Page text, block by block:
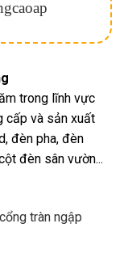
trong lĩnh vực
cấp và sản xuất
đèn pha, đèn
đèn sân vườn...
tràn ngập